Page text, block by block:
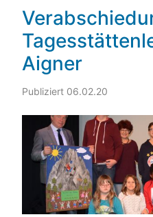
Aigner
Publiziert 06.02.20